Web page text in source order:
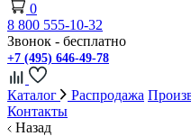
0
8 800 555-10-32
Звонок - бесплатно
+7 (495) 646-49-78
Каталог Распродажа
Контакты
Назад